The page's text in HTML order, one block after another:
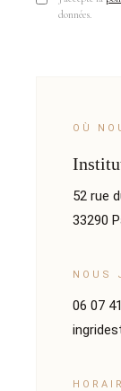
OÙ
52 rue
33290
NOUS
06 07
données.